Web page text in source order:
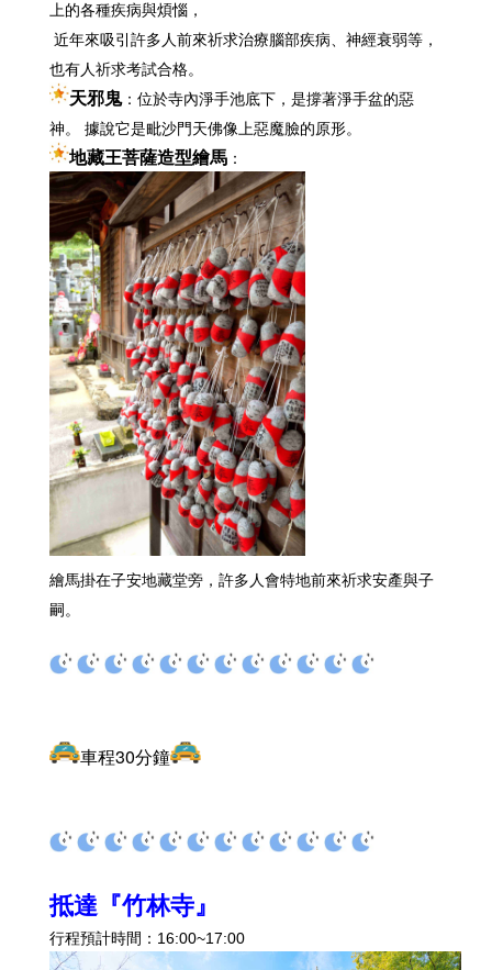
上的各種疾病與煩惱，
近年來吸引許多人前來祈求治療腦部疾病、神經衰弱等，
也有人祈求考試合格。
天邪鬼：位於寺內淨手池底下，是撐著淨手盆的惡
神。 據說它是毗沙門天佛像上惡魔臉的原形。
地藏王菩薩造型繪馬：
繪馬掛在子安地藏堂旁，許多人會特地前來祈求安產與子
嗣。
車程30分鐘
抵達『竹林寺』
行程預計時間：16:00~17:00